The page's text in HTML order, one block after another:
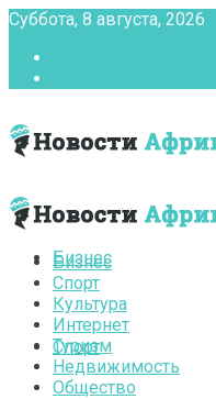
Суббота, 8 августа, 2026
Бизнес
Спорт
Бизнес
Спорт
Культура
Интернет
Туризм
Недвижимость
Общество